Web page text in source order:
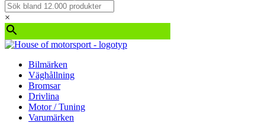
×
Bilmärken
Väghållning
Bromsar
Drivlina
Motor / Tuning
Varumärken